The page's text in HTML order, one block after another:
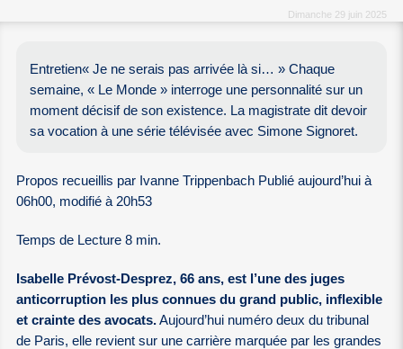
Dimanche 29 juin 2025
Entretien« Je ne serais pas arrivée là si… » Chaque
semaine, « Le Monde » interroge une personnalité sur un
moment décisif de son existence. La magistrate dit devoir
sa vocation à une série télévisée avec Simone Signoret.
Propos recueillis par Ivanne Trippenbach Publié aujourd’hui à
06h00, modifié à 20h53
Temps de Lecture 8 min.
Isabelle Prévost-Desprez, 66 ans, est l’une des juges
anticorruption les plus connues du grand public, inflexible
et crainte des avocats.Aujourd’hui numéro deux du tribunal
de Paris, elle revient sur une carrière marquée par les grandes